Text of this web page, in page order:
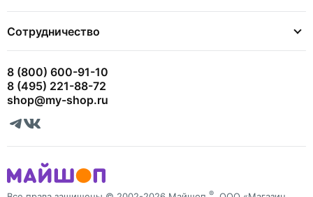
Сотрудничество
8 (800) 600-91-10
8 (495) 221-88-72
shop@my-shop.ru
®